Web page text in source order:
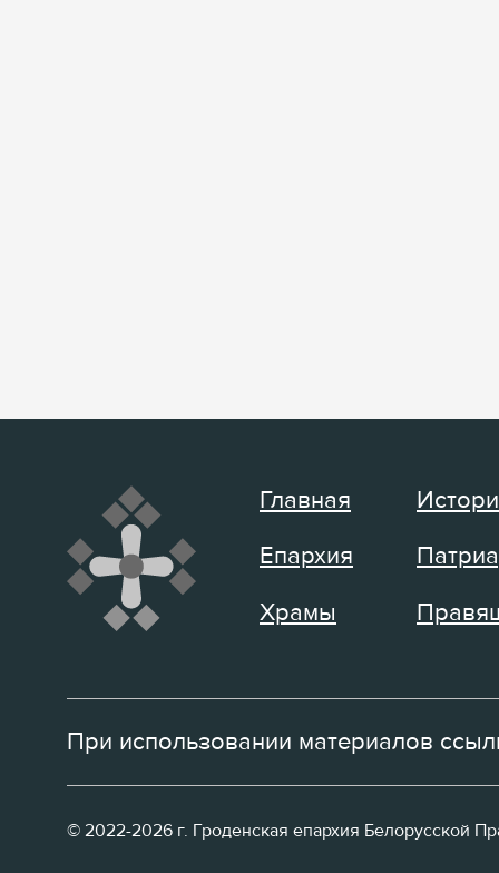
Главная
Епархия
Храмы
При использовании материалов
© 2022-2026 г. Гроденская епархия Белорусской